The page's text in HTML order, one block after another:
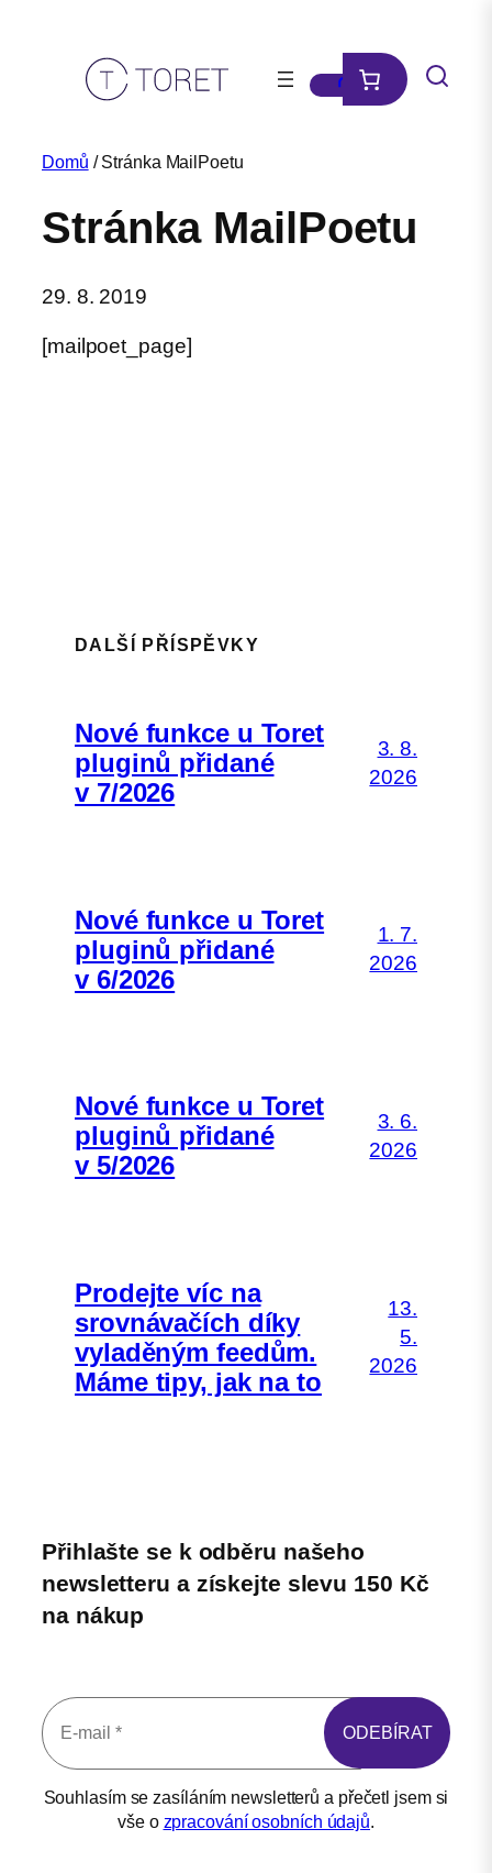
Domů / Stránka MailPoetu
Stránka MailPoetu
29. 8. 2019
[mailpoet_page]
DALŠÍ PŘÍSPĚVKY
Nové funkce u Toret
pluginů přidané
v 7/2026
3. 8.
2026
Nové funkce u Toret
pluginů přidané
v 6/2026
1. 7.
2026
Nové funkce u Toret
pluginů přidané
v 5/2026
3. 6.
2026
Prodejte víc na
srovnávačích díky
vyladěným feedům.
Máme tipy, jak na to
13.
5.
2026
Přihlašte se k odběru našeho
newsletteru a získejte slevu 150 Kč
na nákup
Souhlasím se zasíláním newsletterů a přečetl jsem si
vše o zpracování osobních údajů.